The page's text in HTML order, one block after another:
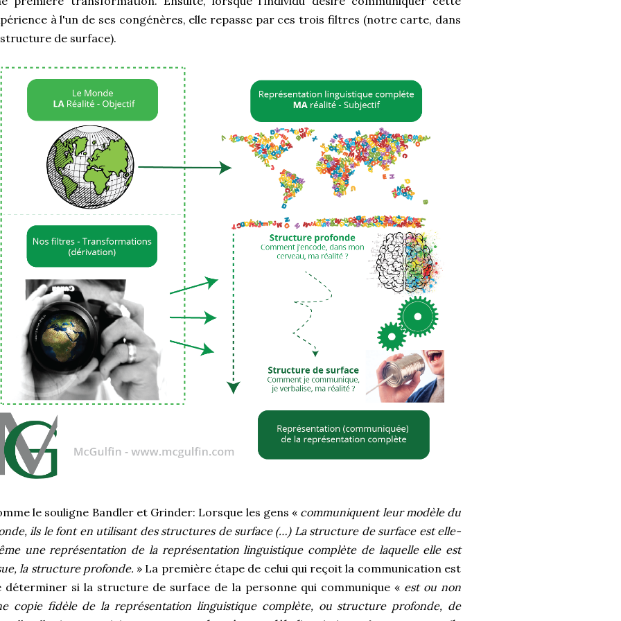
à l'un de ses congénères, elle repasse par ces trois filtres (notre carte, dans
de surface).
le souligne Bandler et Grinder: Lorsque les gens « communiquent leur modèle du
ils le font en utilisant des structures de surface (…) La structure de surface est elle-
une représentation de la représentation linguistique complète de laquelle elle est
la structure profonde. » La première étape de celui qui reçoit la communication est
déterminer si la structure de surface de la personne qui communique « est ou non
copie fidèle de la représentation linguistique complète, ou structure profonde, de